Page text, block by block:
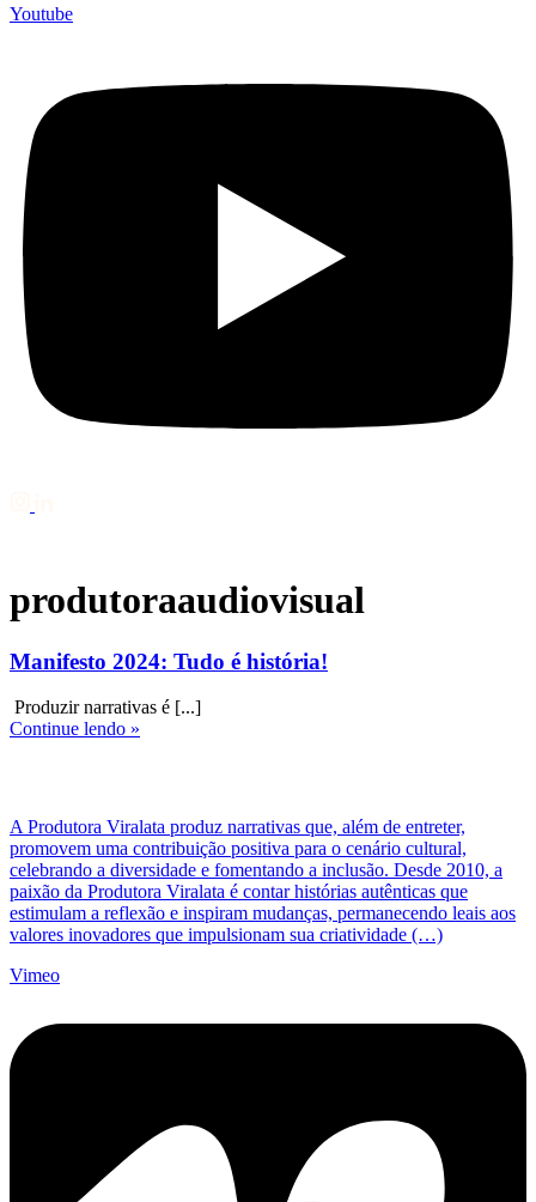
Youtube
produtoraaudiovisual
Manifesto 2024: Tudo é história!
Produzir narrativas é [...]
Continue lendo »
A Produtora Viralata produz narrativas que, além de entreter,
promovem uma contribuição positiva para o cenário cultural,
celebrando a diversidade e fomentando a inclusão. Desde 2010, a
paixão da Produtora Viralata é contar histórias autênticas que
estimulam a reflexão e inspiram mudanças, permanecendo leais aos
valores inovadores que impulsionam sua criatividade (…)
Vimeo